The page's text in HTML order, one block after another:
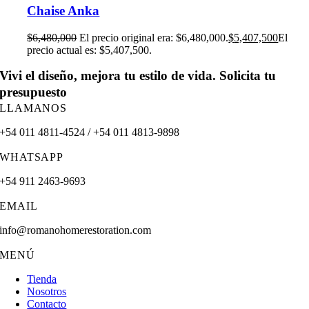
Chaise Anka
$6,480,000 El precio original era: $6,480,000.$5,407,500El
precio actual es: $5,407,500.
Vivi el diseño, mejora tu estilo de vida. Solicita tu
presupuesto
LLAMANOS
+54 011 4811-4524 / +54 011 4813-9898
WHATSAPP
+54 911 2463-9693
EMAIL
info@romanohomerestoration.com
MENÚ
Tienda
Nosotros
Contacto